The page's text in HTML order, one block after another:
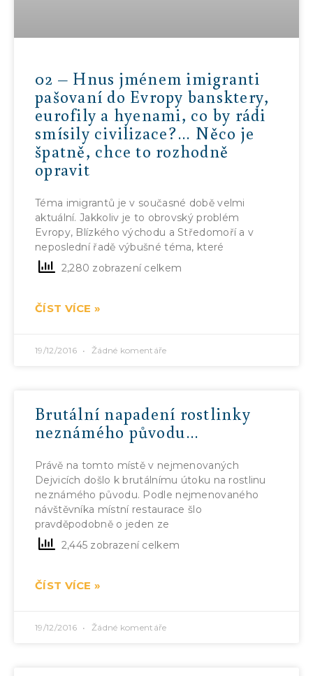
02 – Hnus jménem imigranti
pašovaní do Evropy bansktery,
eurofily a hyenami, co by rádi
smísily civilizace?… Něco je
špatně, chce to rozhodně
opravit
Téma imigrantů je v současné době velmi
aktuální. Jakkoliv je to obrovský problém
Evropy, Blízkého východu a Středomoří a v
neposlední řadě výbušné téma, které
2,280 zobrazení celkem
ČÍST VÍCE »
19/12/2016 Žádné komentáře
Brutální napadení rostlinky
neznámého původu…
Právě na tomto místě v nejmenovaných
Dejvicích došlo k brutálnímu útoku na rostlinu
neznámého původu. Podle nejmenovaného
návštěvníka místní restaurace šlo
pravděpodobně o jeden ze
2,445 zobrazení celkem
ČÍST VÍCE »
19/12/2016 Žádné komentáře